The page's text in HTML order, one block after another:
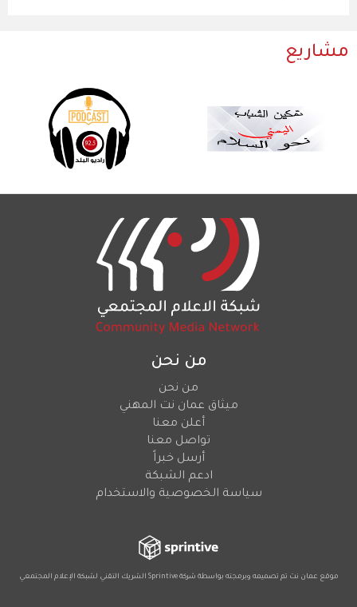
مشاريع
من نحن
من نحن
ميثاق عمان نت المهني
أعلن معنا
تواصل معنا
أرسل خبراً
ادعم الشبكة
سياسة الخصوصية والاستخدام
موقع عمان نت تم تصميمه وبرمجته بواسطة شركةSprintive الشريك التقني لشبكة الإعلام المجتمعي